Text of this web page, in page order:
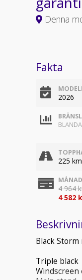
Denna
Fakta
2026
225
4 964
4 582
Black Storm
Triple black
Windscreen